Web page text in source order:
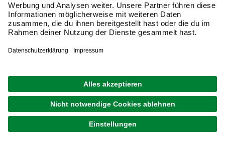
Ich möchte auf michzugeschnittene E-Mail-Werbung
(inklusive den Newsletter) von hagebau erhalten. Ich
bin mit der Nutzung meiner personenbezogenen
Analyse meines E-Mail-Umgangs sowie die
Coupons und Kartenvorteile umfasst, einverstanden.
Mein Einverständnis kann ich jederzeit widerrufen.
Nach Bestätigung meines Einverständnisses erhalte
ich einen10 € Willkommensgutschein*.